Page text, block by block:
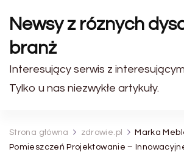
Newsy z róznych
branż
Interesujący serwis z
Tylko u nas niezwykłe artykuły.
Strona główna zdrowie.pl
Marka
Pomieszczeń Projektowanie –